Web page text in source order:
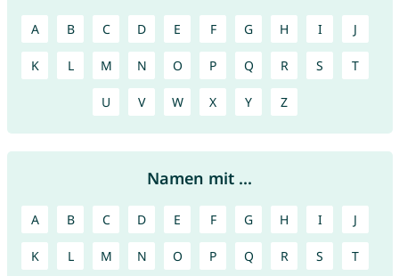
A B C D E F G H I J
K L M N O P Q R S T
U V W X Y Z
Namen mit ...
A B C D E F G H I J
K L M N O P Q R S T